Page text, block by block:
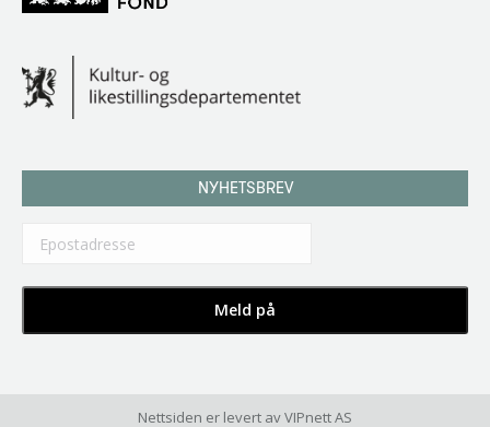
NYHETSBREV
Nettsiden er levert avVIPnett AS